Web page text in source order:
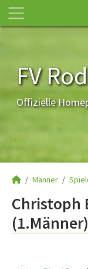
FV
Offizielle
Männer
Christoph
(1.Männer)